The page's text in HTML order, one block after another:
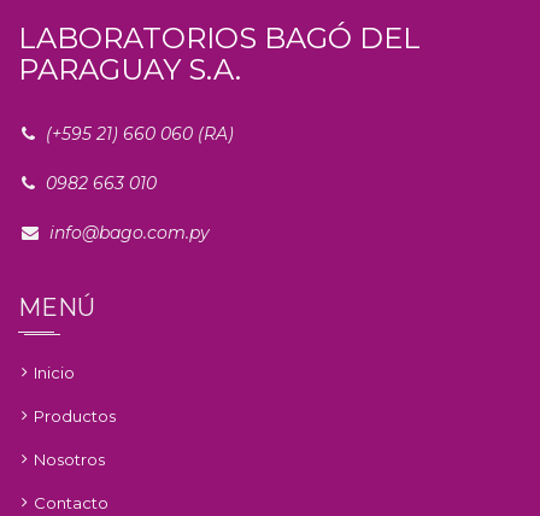
LABORATORIOS BAGÓ DEL
PARAGUAY S.A.
(+595 21) 660 060 (RA)
0982 663 010
info@bago.com.py
MENÚ
Inicio
Productos
Nosotros
Contacto